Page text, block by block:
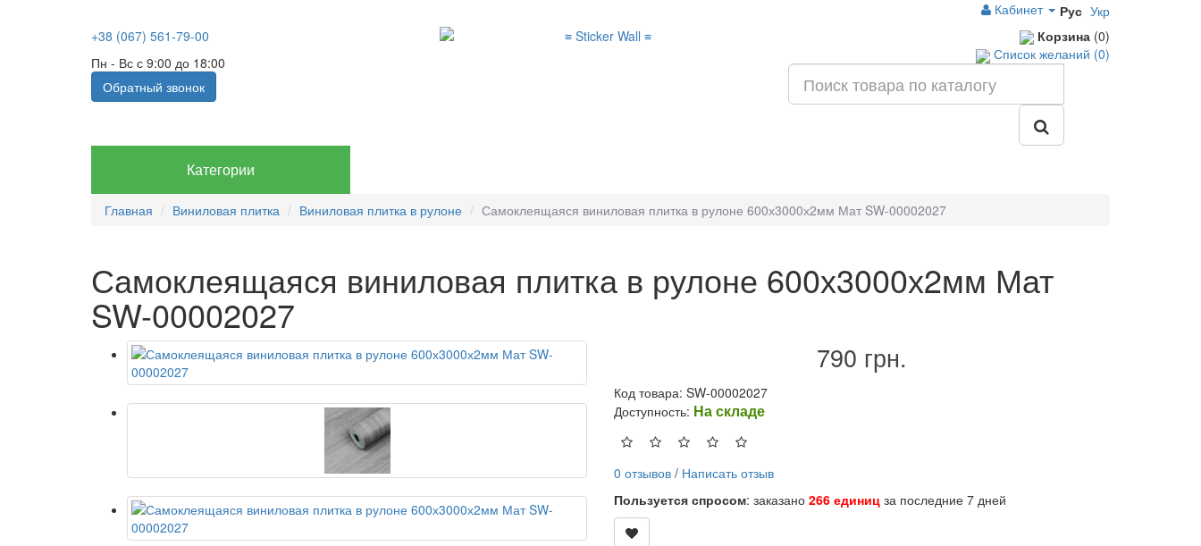
Рус Укр
Кабинет
+38 (067) 561-79-00
Пн - Вс с 9:00 до 18:00
Обратный звонок
Корзина (0)
Список желаний (0)
Категории
Главная Виниловая плитка Виниловая плитка в рулоне Самоклеящаяся виниловая плитка в рулоне 600х3000х2мм Мат SW-00002027
Самоклеящаяся виниловая плитка в рулоне 600х3000х2мм Мат
SW-00002027
790 грн.
Код товара: SW-00002027
Доступность: На складе
0 отзывов / Написать отзыв
Пользуется спросом: заказано 266 единиц за последние 7 дней